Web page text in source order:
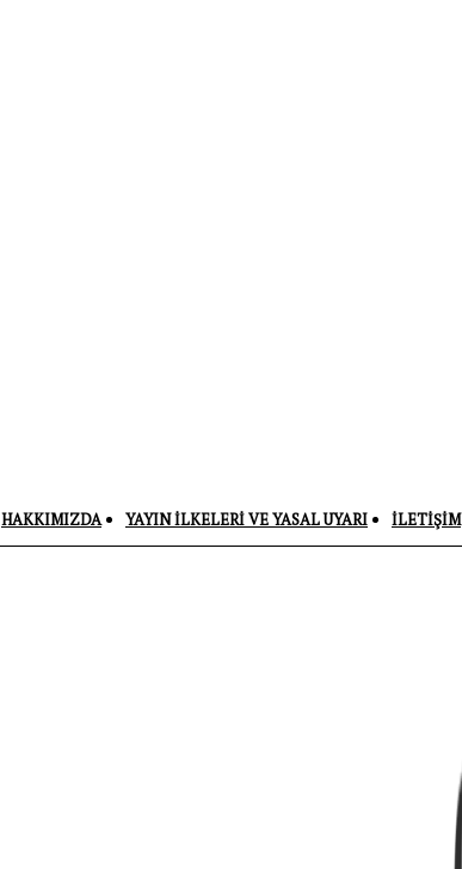
HAKKIMIZDA YAYIN İLKELERI VE YASAL UYARI İLETIŞIM